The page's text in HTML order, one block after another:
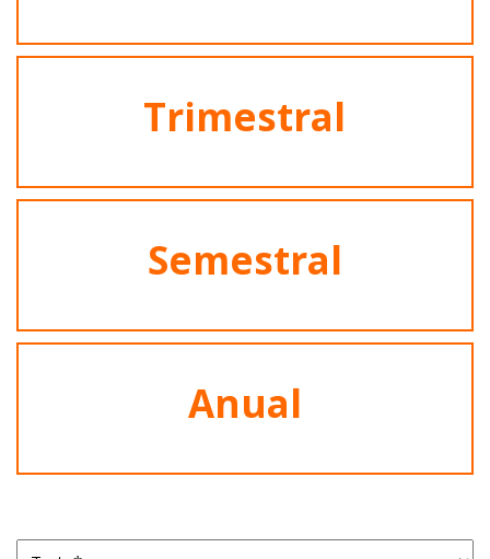
Trimestral
Semestral
Anual